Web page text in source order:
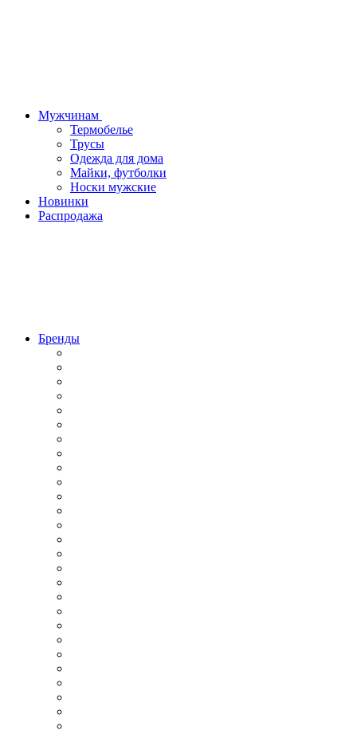
Мужчинам
Термобелье
Трусы
Одежда для дома
Майки, футболки
Носки мужские
Новинки
Распродажа
Бренды